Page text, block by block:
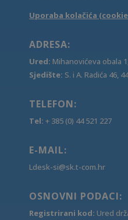
Uporaba kolačića
ADRESA:
Ured: Mihanovićeva obala
Sjedište: S. i A. Radića 46,
TELEFON:
Tel: + 385 (0) 44 521 227
E-MAIL:
Ldesk-si@sk.t-com.hr
OSNOVNI PODACI:
Registrirani kod: Ured